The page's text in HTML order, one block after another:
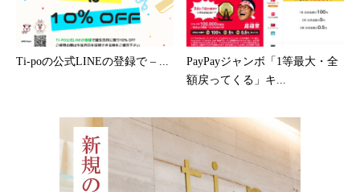
Ti-poの公式LINEの登録で – ...
PayPayジャンボ「1等最大・全
額戻ってくる」キ...